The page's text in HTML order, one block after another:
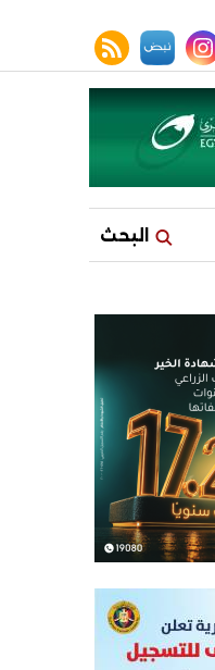
instagram
نبض rss feed
البحث